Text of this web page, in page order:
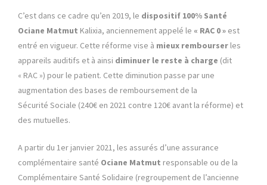
C’est dans ce cadre qu’en 2019, le dispositif 100% Santé
Ociane Matmut Kalixia, anciennement appelé le « RAC 0 » est
entré en vigueur. Cette réforme vise à mieux rembourser les
appareils auditifs et à ainsi diminuer le reste à charge (dit
« RAC ») pour le patient. Cette diminution passe par une
augmentation des bases de remboursement de la
Sécurité Sociale (240€ en 2021 contre 120€ avant la réforme) et
des mutuelles.
A partir du 1er janvier 2021, les assurés d’une assurance
complémentaire santé Ociane Matmut responsable ou de la
Complémentaire Santé Solidaire (regroupement de l’ancienne